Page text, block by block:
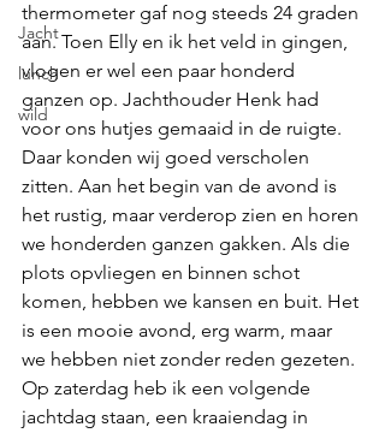
Jacht
lunch
wild
thermometer gaf nog steeds 24 graden
aan. Toen Elly en ik het veld in gingen,
vlogen er wel een paar honderd
ganzen op. Jachthouder Henk had
voor ons hutjes gemaaid in de ruigte.
Daar konden wij goed verscholen
zitten. Aan het begin van de avond is
het rustig, maar verderop zien en horen
we honderden ganzen gakken. Als die
plots opvliegen en binnen schot
komen, hebben we kansen en buit. Het
is een mooie avond, erg warm, maar
we hebben niet zonder reden gezeten.
Op zaterdag heb ik een volgende
jachtdag staan, een kraaiendag in